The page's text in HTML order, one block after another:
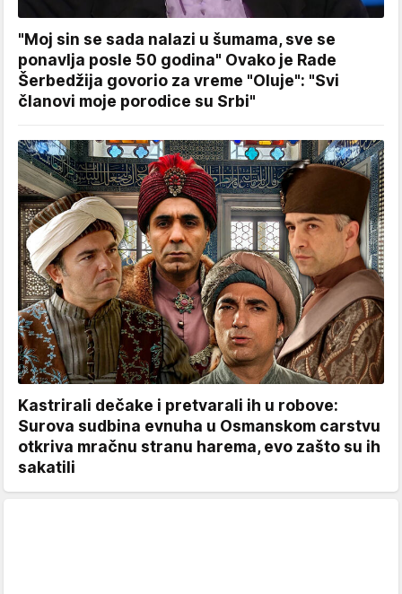
"Moj sin se sada nalazi u šumama, sve se
ponavlja posle 50 godina" Ovako je Rade
Šerbedžija govorio za vreme "Oluje": "Svi
članovi moje porodice su Srbi"
Kastrirali dečake i pretvarali ih u robove:
Surova sudbina evnuha u Osmanskom carstvu
otkriva mračnu stranu harema, evo zašto su ih
sakatili